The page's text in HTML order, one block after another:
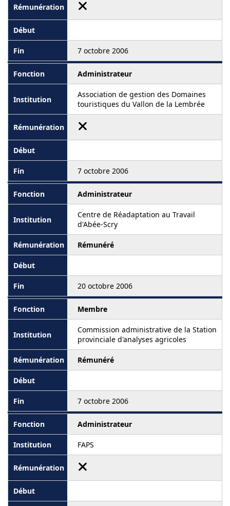
7 octobre 2006
Administrateur
Association de gestion des Domaines
touristiques du Vallon de la Lembrée
7 octobre 2006
Administrateur
Centre de Réadaptation au Travail
d'Abée-Scry
Rémunéré
20 octobre 2006
Membre
Commission administrative de la Station
provinciale d'analyses agricoles
Rémunéré
7 octobre 2006
Administrateur
FAPS